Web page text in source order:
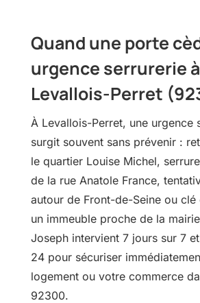
Quand une porte
urgence serrurerie à
Levallois-Perret
À Levallois-Perret, une urgence
surgit souvent sans prévenir :
le quartier Louise Michel,
de la rue Anatole France,
autour de Front-de-Seine ou clé
un immeuble proche de la
Joseph intervient 7 jours sur 7
24 pour sécuriser
logement ou votre commerce
92300.